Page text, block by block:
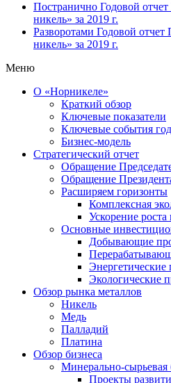
Постранично Годовой
никель» за 2019 г.
Разворотами Годовой
никель» за 2019 г.
Меню
О «Норникеле»
Краткий обзор
Ключевые показатели
Ключевые события
Бизнес-модель
Стратегический отчет
Обращение
Обращение
Расширяем горизонты
Комплексная
Ускорение роста
Основные
Добывающие
Энергетические
Экологические
Обзор рынка металлов
Никель
Медь
Палладий
Платина
Обзор бизнеса
Минерально-сырьевая
Проекты